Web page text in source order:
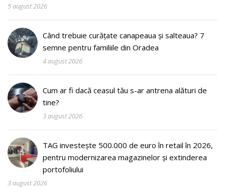
5 august 2026
Când trebuie curățate canapeaua și salteaua? 7
semne pentru familiile din Oradea
4 august 2026
Cum ar fi dacă ceasul tău s-ar antrena alături de
tine?
3 august 2026
TAG investește 500.000 de euro în retail în 2026,
pentru modernizarea magazinelor și extinderea
portofoliului
3 august 2026